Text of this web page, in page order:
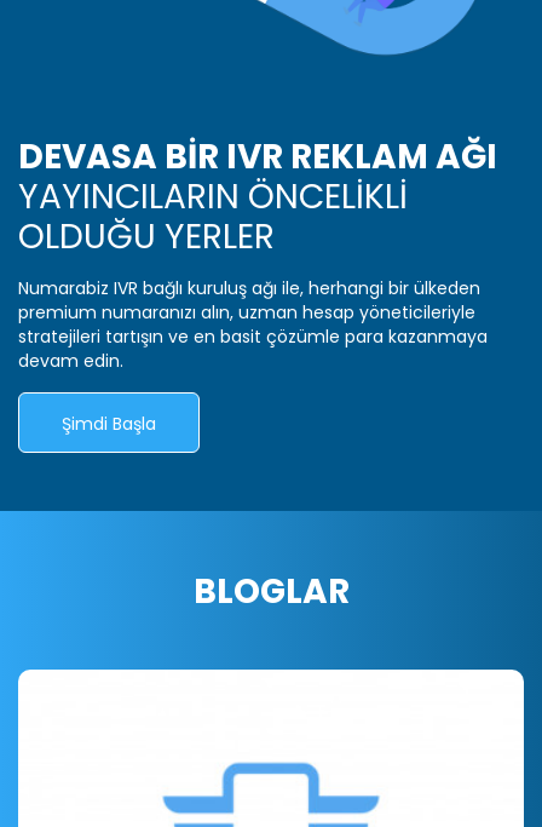
DEVASA BIR IVR REKLAM AĞI
YAYINCILARIN ÖNCELİKLİ
OLDUĞU YERLER
Numarabiz IVR bağlı kuruluş ağı ile, herhangi bir ülkeden
premium numaranızı alın, uzman hesap yöneticileriyle
stratejileri tartışın ve en basit çözümle para kazanmaya
devam edin.
Şimdi Başla
BLOGLAR